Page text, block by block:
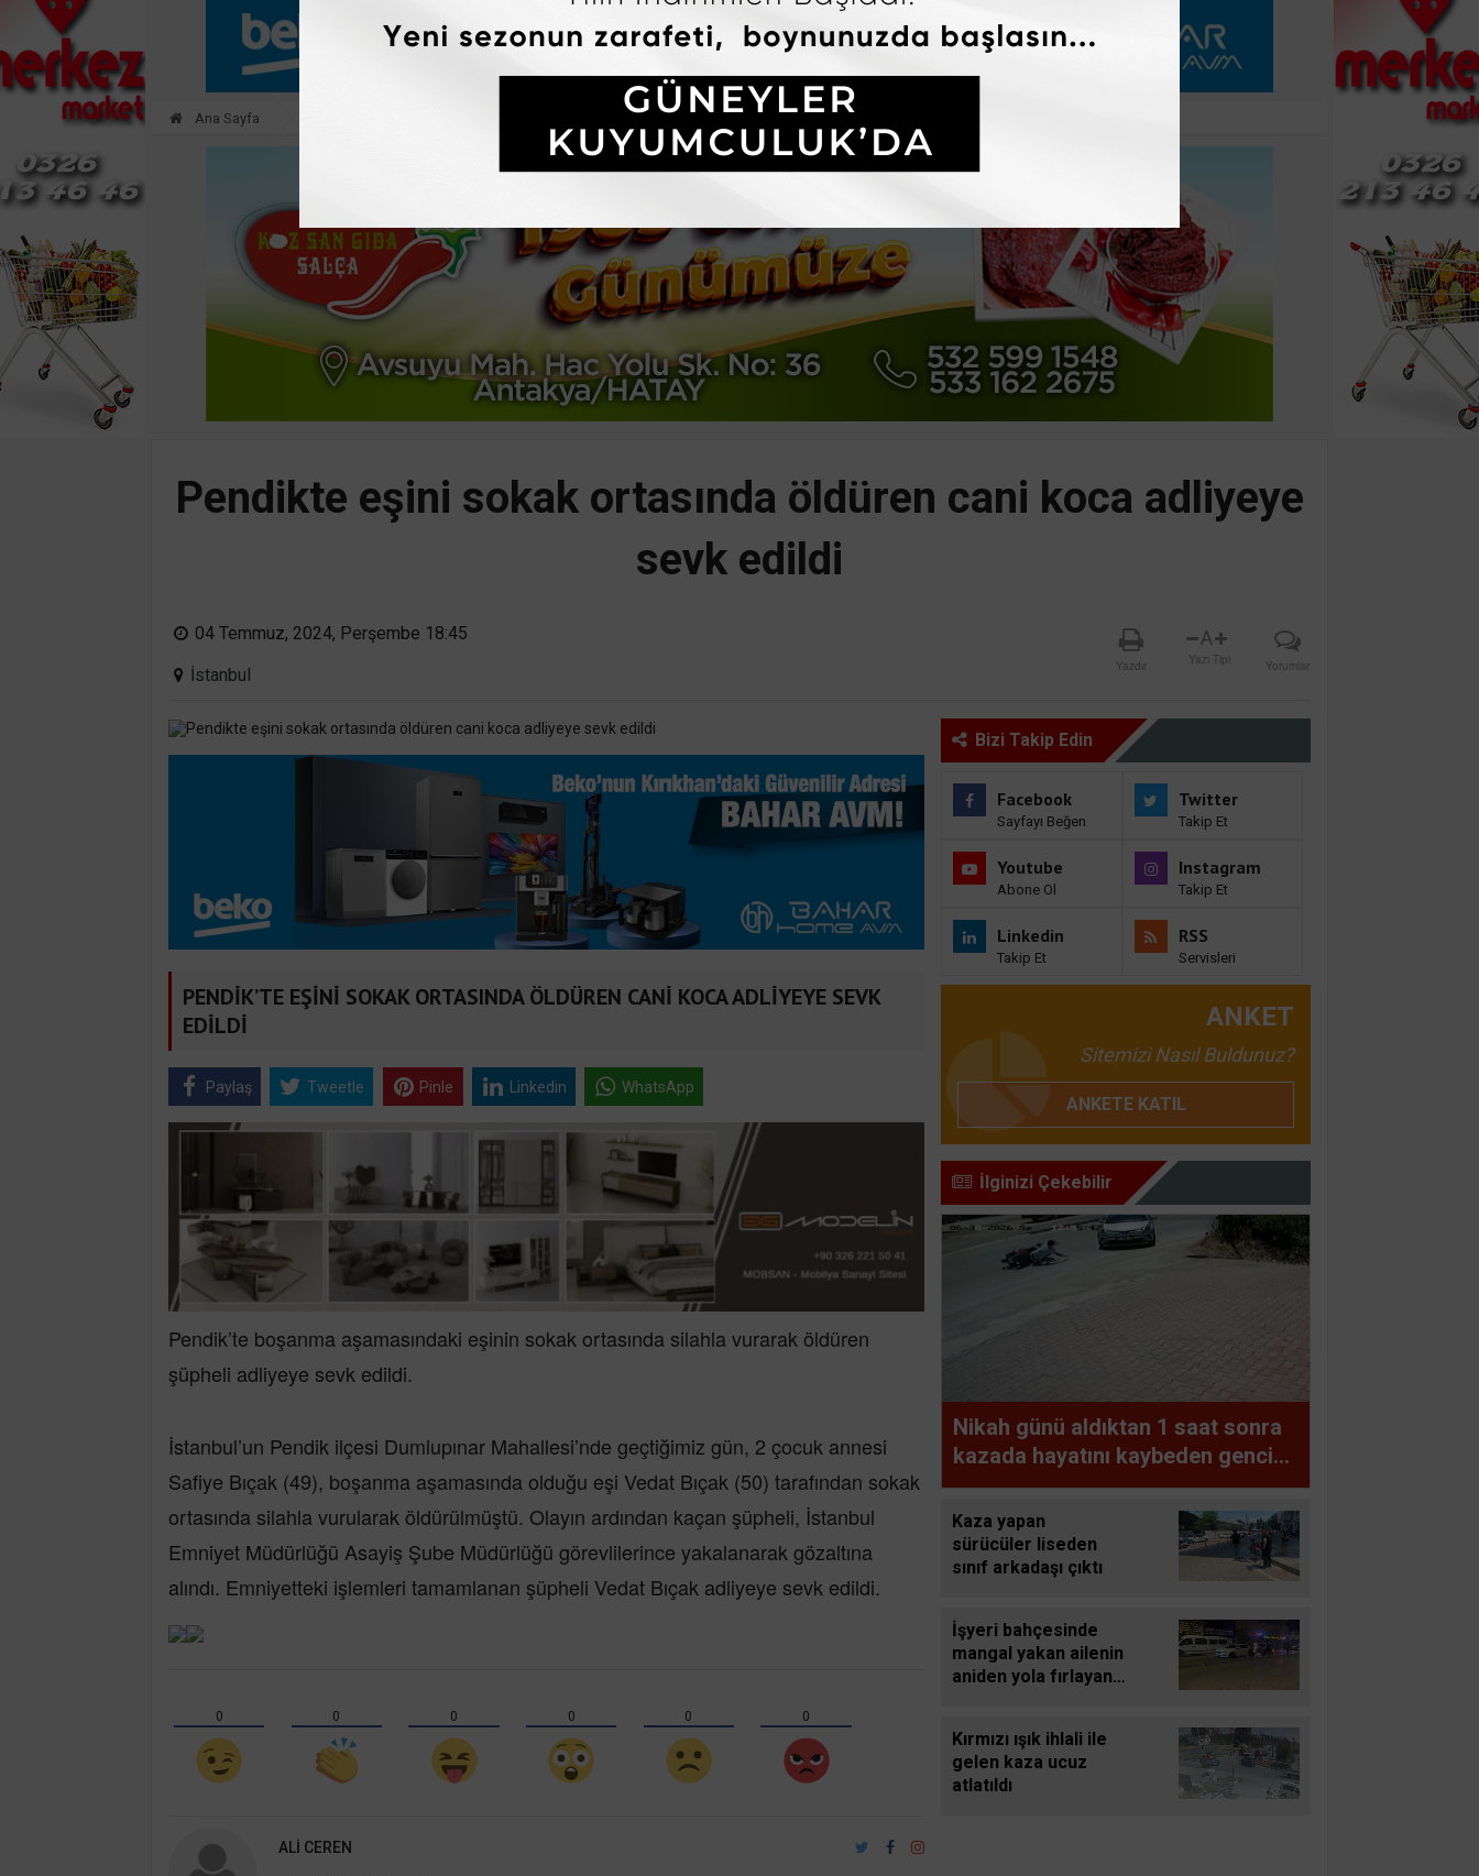
Ana Sayfa
Pendikte eşini sokak ortasında öldüren cani koca adliyeye
sevk edildi
04 Temmuz, 2024, Perşembe 18:45
İstanbul
Yazdır
A
Yazı Tipi Yorumlar
PENDİK’TE EŞİNİ SOKAK ORTASINDA ÖLDÜREN CANİ KOCA ADLİYEYE SEVK
EDİLDİ
Paylaş Tweetle Pinle Linkedin WhatsApp
Pendik’te boşanma aşamasındaki eşinin sokak ortasında silahla vurarak öldüren
şüpheli adliyeye sevk edildi.
İstanbul’un Pendik ilçesi Dumlupınar Mahallesi’nde geçtiğimiz gün, 2 çocuk annesi
Safiye Bıçak (49), boşanma aşamasında olduğu eşi Vedat Bıçak (50) tarafından sokak
ortasında silahla vurularak öldürülmüştü. Olayın ardından kaçan şüpheli, İstanbul
Emniyet Müdürlüğü Asayiş Şube Müdürlüğü görevlilerince yakalanarak gözaltına
alındı. Emniyetteki işlemleri tamamlanan şüpheli Vedat Bıçak adliyeye sevk edildi.
0 0 0 0 0 0
ALI CEREN
Bizi Takip Edin
Facebook
Sayfayı Beğen
Twitter
Takip Et
Youtube
Abone Ol
Instagram
Takip Et
Linkedin
Takip Et
RSS
Servisleri
ANKET
Sitemizi Nasıl Buldunuz?
ANKETE KATIL
İlginizi Çekebilir
Nikah günü aldıktan 1 saat sonra
kazada hayatını kaybeden gencin
ailesinden 29 gün sonra gelen
tahliyeye tepki
Kaza yapan
sürücüler liseden
sınıf arkadaşı çıktı
İşyeri bahçesinde
mangal yakan ailenin
aniden yola fırlayan 2
Kırmızı ışık ihlali ile
gelen kaza ucuz
atlatıldı